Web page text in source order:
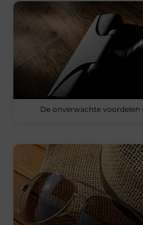
De onverwachte